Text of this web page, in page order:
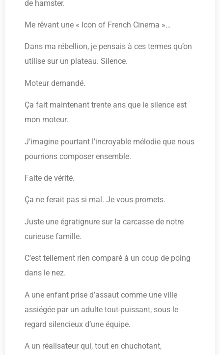
de hamster.
Me rêvant une « Icon of French Cinema »…
Dans ma rébellion, je pensais à ces termes qu’on
utilise sur un plateau. Silence.
Moteur demandé.
Ça fait maintenant trente ans que le silence est
mon moteur.
J’imagine pourtant l’incroyable mélodie que nous
pourrions composer ensemble.
Faite de vérité.
Ça ne ferait pas si mal. Je vous promets.
Juste une égratignure sur la carcasse de notre
curieuse famille.
C’est tellement rien comparé à un coup de poing
dans le nez.
A une enfant prise d’assaut comme une ville
assiégée par un adulte tout-puissant, sous le
regard silencieux d’une équipe.
A un réalisateur qui, tout en chuchotant,